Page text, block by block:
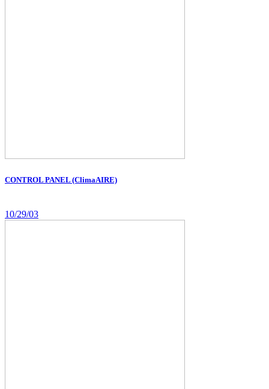
CONTROL PANEL (ClimaAIRE)
10/29/03